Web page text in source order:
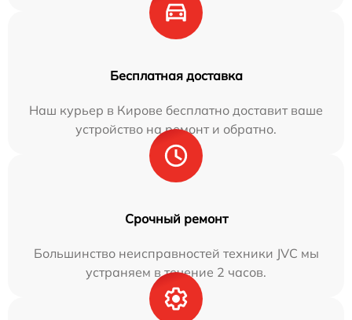
Бесплатная доставка
Наш курьер в Кирове бесплатно доставит ваше
устройство на ремонт и обратно.
Срочный ремонт
Большинство неисправностей техники JVC мы
устраняем в течение 2 часов.